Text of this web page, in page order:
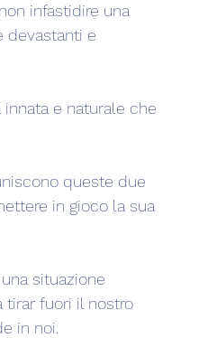
infastidire una
devastanti e
e naturale che
queste due
in gioco la sua
situazione
tirar fuori il nostro
in noi.